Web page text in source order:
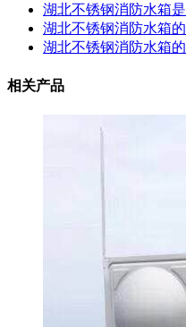
湖北不锈钢消防水箱
湖北不锈钢消防水箱
湖北不锈钢消防水箱
相关产品